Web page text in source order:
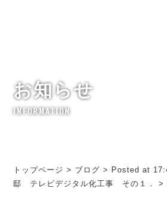
お知らせ
INFORMATION
トップページ > ブログ > Posted at
邸 テレビデジタル化工事 その１．
>